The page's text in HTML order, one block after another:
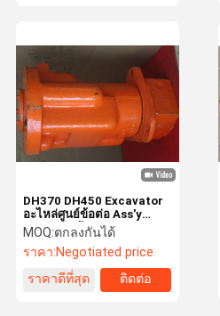
DH370 DH450 Excavator
อะไหล่ศูนย์ข้อต่อ Ass'y
4293424 ข้อต่อแบบหมุน
MOQ:ตกลงกันได้
ราคา:Negotiated price
ราคาดีที่สุด
ติดต่อ